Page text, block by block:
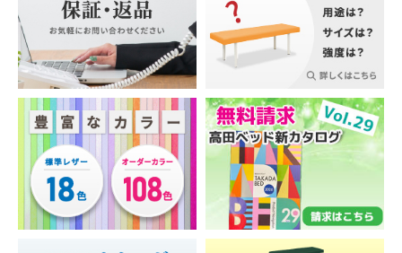
（幅
広）
低
反
発・
高
反
発
温
強
度
（最
も
強
度
を
必
と
す
ー
ニ
ン
グ
マ
シ
ン
ト
レ
旋
回
昇
降
型
（低
反
発・
高
反
反
発
本
脚
ベ
ッ
ド
6
本
脚
ベ
ー・
治
療
ベ
ッ
ド
担
架・
簡
易
待
合
ソ
フ
ァ
ー・
背
付
コ
パ
タ
オ
ル・
ス
リ
ッ
パ
脱
円
ク
ラ
フ
ェ
イ
ス
ッ